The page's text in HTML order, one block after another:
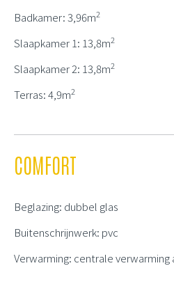
Badkamer: 3,96m2
Slaapkamer 1: 13,8m2
Slaapkamer 2: 13,8m2
Terras: 4,9m2
COMFORT
Beglazing: dubbel glas
Buitenschrijnwerk: pvc
Verwarming: centrale verwarming